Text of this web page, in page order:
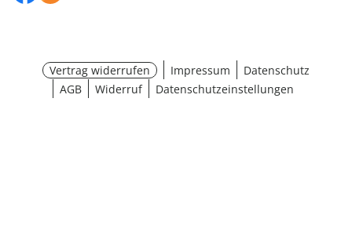
Vertrag widerrufen Impressum
Datenschutz
AGB
Widerruf Datenschutzeinstellungen